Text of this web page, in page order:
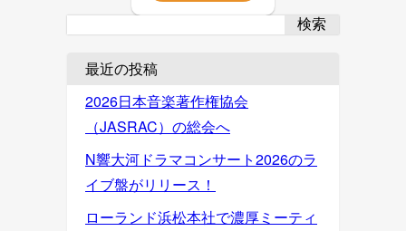
検索
最近の投稿
2026日本音楽著作権協会
（JASRAC）の総会へ
N響大河ドラマコンサート2026のラ
イブ盤がリリース！
ローランド浜松本社で濃厚ミーティ